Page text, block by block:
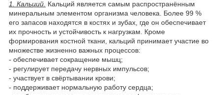
1. Кальций. Кальций является самым распространённым
минеральным элементом организма человека. Более 99 %
его запасов находятся в костях и зубах, где он обеспечивает
их прочность и устойчивость к нагрузкам. Кроме
формирования костной ткани, кальций принимает участие во
множестве жизненно важных процессов:
- обеспечивает сокращение мышц;
- регулирует передачу нервных импульсов;
- участвует в свёртывании крови;
- поддерживает нормальную работу сердца;